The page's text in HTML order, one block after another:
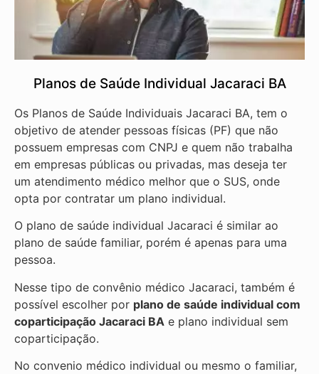
Planos de Saúde Individual Jacaraci BA
Os Planos de Saúde Individuais Jacaraci BA, tem o
objetivo de atender pessoas físicas (PF) que não
possuem empresas com CNPJ e quem não trabalha
em empresas públicas ou privadas, mas deseja ter
um atendimento médico melhor que o SUS, onde
opta por contratar um plano individual.
O plano de saúde individual Jacaraci é similar ao
plano de saúde familiar, porém é apenas para uma
pessoa.
Nesse tipo de convênio médico Jacaraci, também é
possível escolher por plano de saúde individual com
coparticipação Jacaraci BA e plano individual sem
coparticipação.
No convenio médico individual ou mesmo o familiar,